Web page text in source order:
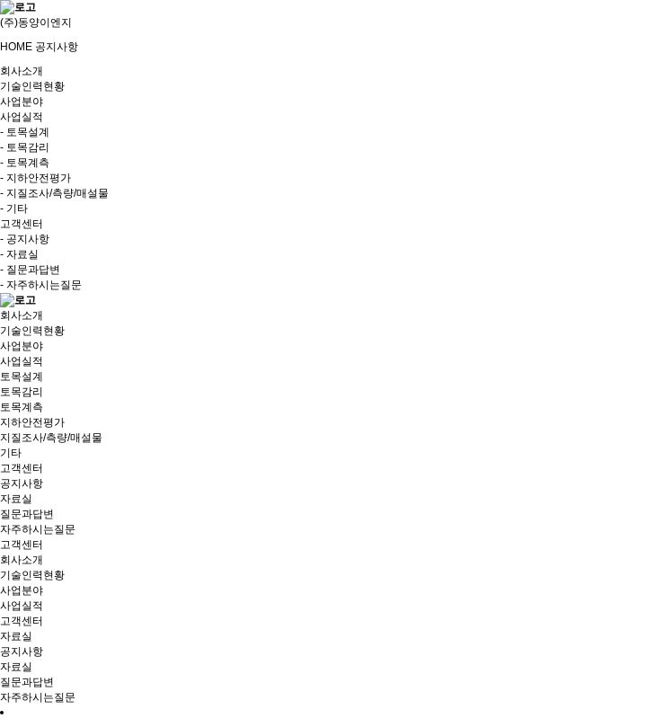
(주)동양이엔지
HOME 공지사항
회사소개
기술인력현황
사업분야
사업실적
- 토목설계
- 토목감리
- 토목계측
- 지하안전평가
- 지질조사/측량/매설물
- 기타
고객센터
- 공지사항
- 자료실
- 질문과답변
- 자주하시는질문
회사소개
기술인력현황
사업분야
사업실적
토목설계
토목감리
토목계측
지하안전평가
지질조사/측량/매설물
기타
고객센터
공지사항
자료실
질문과답변
자주하시는질문
고객센터
회사소개
기술인력현황
사업분야
사업실적
고객센터
자료실
공지사항
자료실
질문과답변
자주하시는질문